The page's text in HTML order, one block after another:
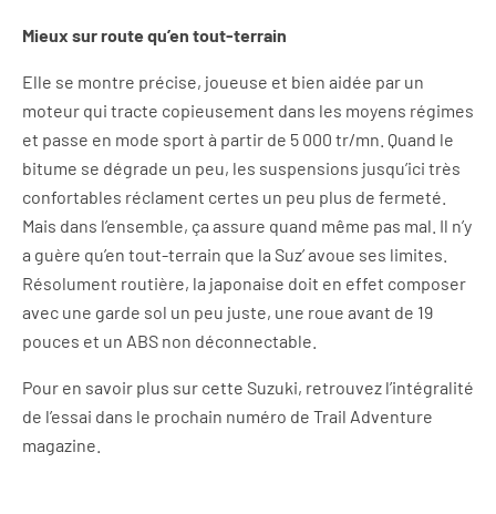
Mieux sur route qu’en tout-terrain
Elle se montre précise, joueuse et bien aidée par un
moteur qui tracte copieusement dans les moyens régimes
et passe en mode sport à partir de 5 000 tr/mn. Quand le
bitume se dégrade un peu, les suspensions jusqu’ici très
confortables réclament certes un peu plus de fermeté.
Mais dans l’ensemble, ça assure quand même pas mal. Il n’y
a guère qu’en tout-terrain que la Suz’ avoue ses limites.
Résolument routière, la japonaise doit en effet composer
avec une garde sol un peu juste, une roue avant de 19
pouces et un ABS non déconnectable.
Pour en savoir plus sur cette Suzuki, retrouvez l’intégralité
de l’essai dans le prochain numéro de Trail Adventure
magazine.